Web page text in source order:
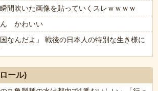
瞬間吹いた画像を貼っていくスレｗｗｗｗ
ん かわいい
なんだよ」 戦後の日本人の特別な生き様に
ール)